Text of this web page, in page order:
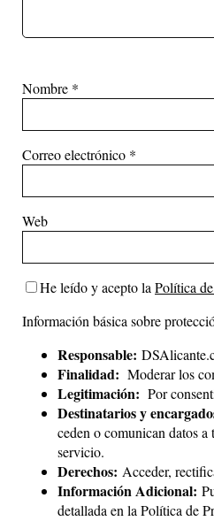
Nombre *
Correo electrónico *
Web
He leído y acepto la Política
Información básica sobre
Responsable:
Finalidad: Moderar los
Legitimación: Por
Destinatarios y
ceden o comunican datos a
servicio.
Derechos: Acceder,
Información Adicional:
detallada en la Política de